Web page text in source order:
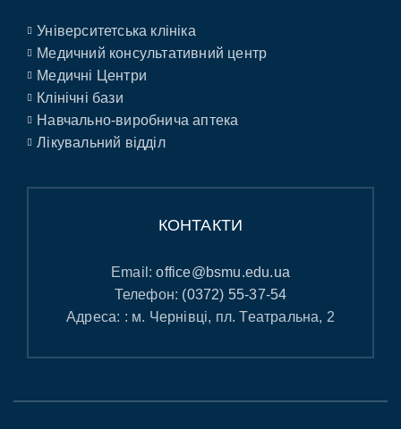
Університетська клініка
Медичний консультативний центр
Медичні Центри
Клінічні бази
Навчально-виробнича аптека
Лікувальний відділ
КОНТАКТИ
Email:office@bsmu.edu.ua
Телефон: (0372) 55-37-54
Адреса: : м. Чернівці, пл. Театральна, 2